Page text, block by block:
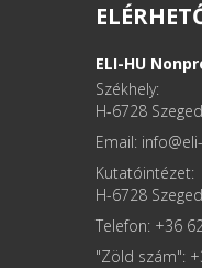
ELI-HU
Székhely:
H-6728
Email: info
Kutatóintézet:
H-6728
Telefon: +36
"Zöld szám":